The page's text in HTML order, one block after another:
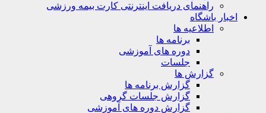
راهنمای دریافت اینترنتی کارت بیمه ورزشی
باشگاه
اطلاعیه ها
برنامه ها
دوره های آموزشی
جلسات
گزارش ها
گزارش برنامه ها
گزارش جلسات گروهی
گزارش دوره های آموزشی